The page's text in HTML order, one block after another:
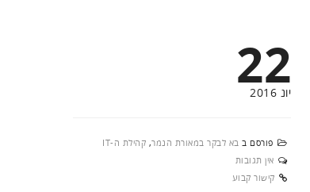
22
יונ 2016
פורסם ב בא לבקר במאורת הנמר, קהילת ה-IT
אין תגובות
קישור קבוע